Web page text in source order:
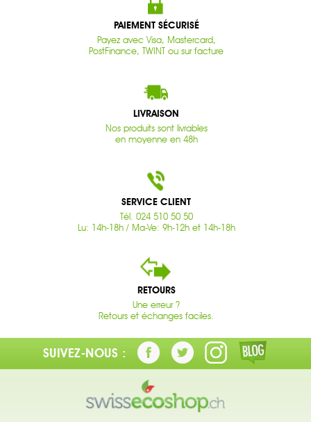
PAIEMENT SÉCURISÉ
Payez avec Visa, Mastercard,
PostFinance, TWINT ou sur facture
LIVRAISON
Nos produits sont livrables
en moyenne en 48h
SERVICE CLIENT
Tél. 024 510 50 50
Lu: 14h-18h / Ma-Ve: 9h-12h et 14h-18h
RETOURS
Une erreur ?
Retours et échanges faciles.
SUIVEZ-NOUS :